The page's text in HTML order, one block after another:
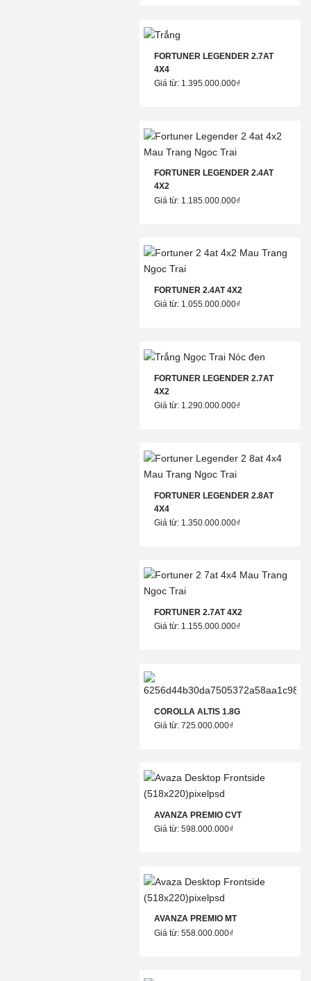
FORTUNER LEGENDER 2.7AT
4X4
Giá từ: 1.395.000.000₫
FORTUNER LEGENDER 2.4AT
4X2
Giá từ: 1.185.000.000₫
FORTUNER 2.4AT 4X2
Giá từ: 1.055.000.000₫
FORTUNER LEGENDER 2.7AT
4X2
Giá từ: 1.290.000.000₫
FORTUNER LEGENDER 2.8AT
4X4
Giá từ: 1.350.000.000₫
FORTUNER 2.7AT 4X2
Giá từ: 1.155.000.000₫
COROLLA ALTIS 1.8G
Giá từ: 725.000.000₫
AVANZA PREMIO CVT
Giá từ: 598.000.000₫
AVANZA PREMIO MT
Giá từ: 558.000.000₫